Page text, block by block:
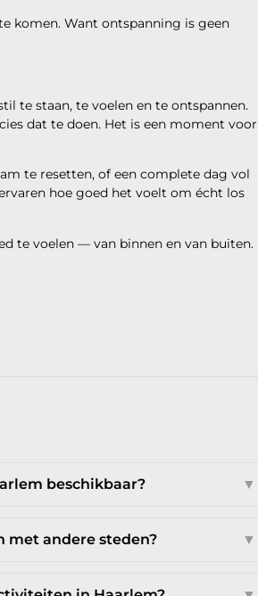
komen. Want ontspanning is geen
te staan, te voelen en te ontspannen.
dat te doen. Het is een moment voor
te resetten, of een complete dag vol
hoe goed het voelt om écht los
te voelen — van binnen en van buiten.
beschikbaar? ▼
met andere steden? ▼